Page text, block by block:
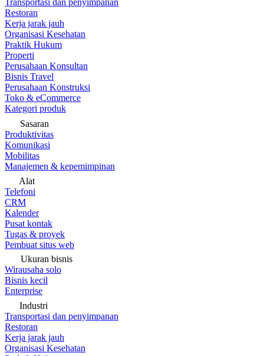
Transportasi dan penyimpanan
Restoran
Kerja jarak jauh
Organisasi Kesehatan
Praktik Hukum
Properti
Perusahaan Konsultan
Bisnis Travel
Perusahaan Konstruksi
Toko & eCommerce
Kategori produk
Sasaran
Produktivitas
Komunikasi
Mobilitas
Manajemen & kepemimpinan
Alat
Telefoni
CRM
Kalender
Pusat kontak
Tugas & proyek
Pembuat situs web
Ukuran bisnis
Wirausaha solo
Bisnis kecil
Enterprise
Industri
Transportasi dan penyimpanan
Restoran
Kerja jarak jauh
Organisasi Kesehatan